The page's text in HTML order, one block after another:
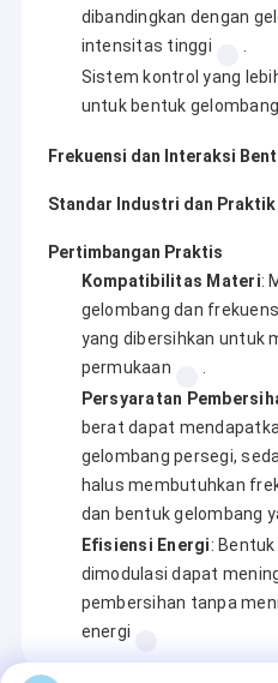
dibandingkan dengan
intensitas tinggi
.
Sistem kontrol yang
untuk bentuk
Frekuensi dan Interaksi
Standar Industri dan
Pertimbangan Praktis
Kompatibilitas Materi:
gelombang dan
yang dibersihkan untuk
permukaan
Persyaratan
berat dapat
gelombang persegi,
halus membutuhkan
dan bentuk gelombang
Efisiensi Energi:
dimodulasi dapat
pembersihan tanpa
energi